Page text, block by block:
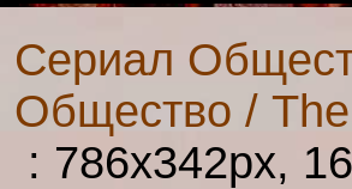
Сериал
Общество /
: 786x342px,